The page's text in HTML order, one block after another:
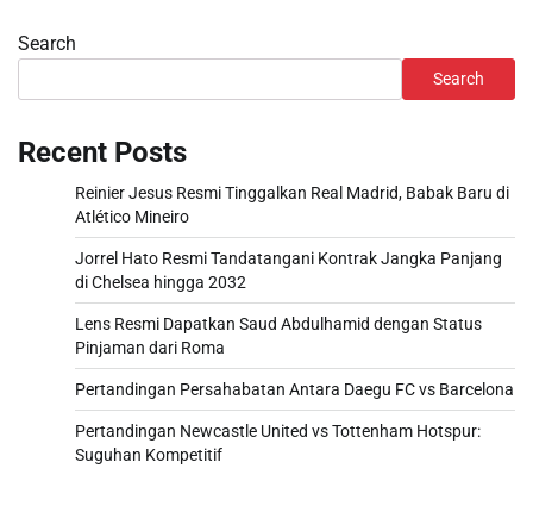
Search
Search
Recent Posts
Reinier Jesus Resmi Tinggalkan Real Madrid, Babak Baru di
Atlético Mineiro
Jorrel Hato Resmi Tandatangani Kontrak Jangka Panjang
di Chelsea hingga 2032
Lens Resmi Dapatkan Saud Abdulhamid dengan Status
Pinjaman dari Roma
Pertandingan Persahabatan Antara Daegu FC vs Barcelona
Pertandingan Newcastle United vs Tottenham Hotspur:
Suguhan Kompetitif